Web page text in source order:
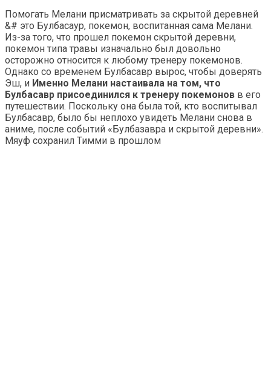
Помогать Мелани присматривать за скрытой деревней
&# это Булбасаур, покемон, воспитанная сама Мелани.
Из-за того, что прошел покемон скрытой деревни,
покемон типа травы изначально был довольно
осторожно относится к любому тренеру покемонов.
Однако со временем Булбасавр вырос, чтобы доверять
Эш, и Именно Мелани настаивала на том, что
Булбасавр присоединился к тренеру покемонов в его
путешествии. Поскольку она была той, кто воспитывал
Булбасавр, ​​было бы неплохо увидеть Мелани снова в
аниме, после событий «Булбазавра и скрытой деревни».
Мяуф сохранил Тимми в прошлом